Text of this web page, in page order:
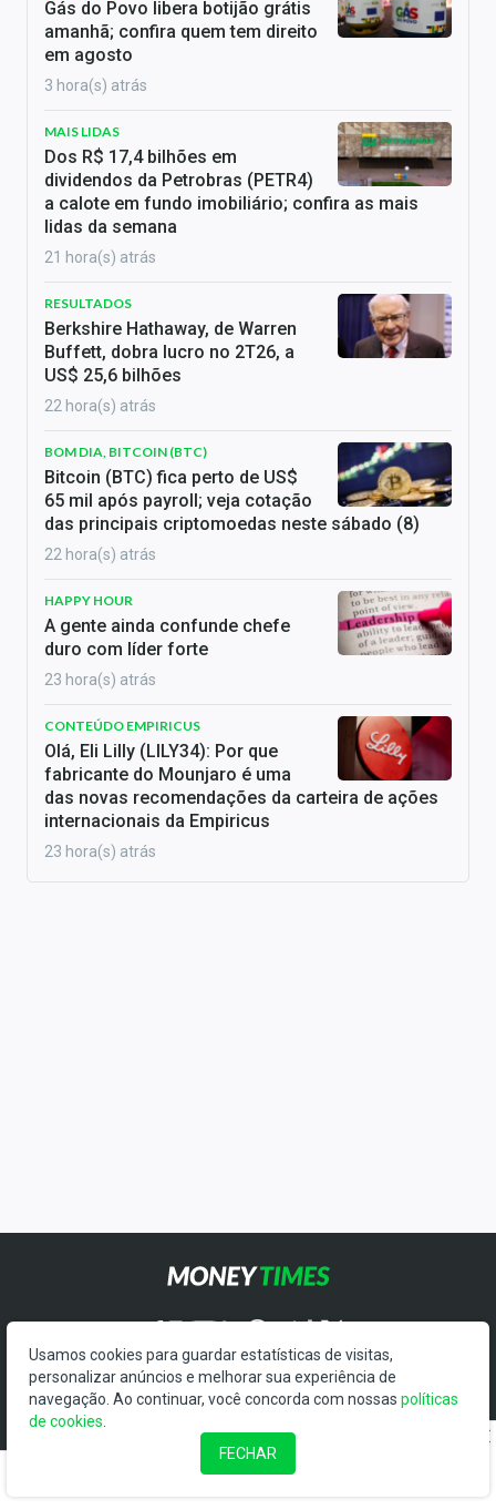
Gás do Povo libera botijão grátis
amanhã; confira quem tem direito
em agosto
3 hora(s) atrás
MAIS LIDAS
Dos R$ 17,4 bilhões em
dividendos da Petrobras (PETR4)
a calote em fundo imobiliário; confira as mais
lidas da semana
21 hora(s) atrás
RESULTADOS
Berkshire Hathaway, de Warren
Buffett, dobra lucro no 2T26, a
US$ 25,6 bilhões
22 hora(s) atrás
BOM DIA, BITCOIN (BTC)
Bitcoin (BTC) fica perto de US$
65 mil após payroll; veja cotação
das principais criptomoedas neste sábado (8)
22 hora(s) atrás
HAPPY HOUR
A gente ainda confunde chefe
duro com líder forte
23 hora(s) atrás
CONTEÚDO EMPIRICUS
Olá, Eli Lilly (LILY34): Por que
fabricante do Mounjaro é uma
das novas recomendações da carteira de ações
internacionais da Empiricus
23 hora(s) atrás
QUEM SOMOS
Usamos cookies para guardar estatísticas de visitas,
personalizar anúncios e melhorar sua experiência de
navegação. Ao continuar, você concorda com nossas políticas
de cookies
FECHAR